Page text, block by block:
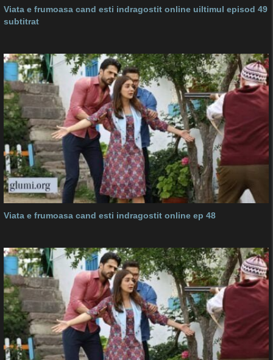
Viata e frumoasa cand esti indragostit online uiltimul episod 49
subtitrat
Viata e frumoasa cand esti indragostit online ep 48